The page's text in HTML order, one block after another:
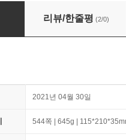
리뷰/한줄평 (2/0)
2021년 04월 30일
544쪽 | 645g |